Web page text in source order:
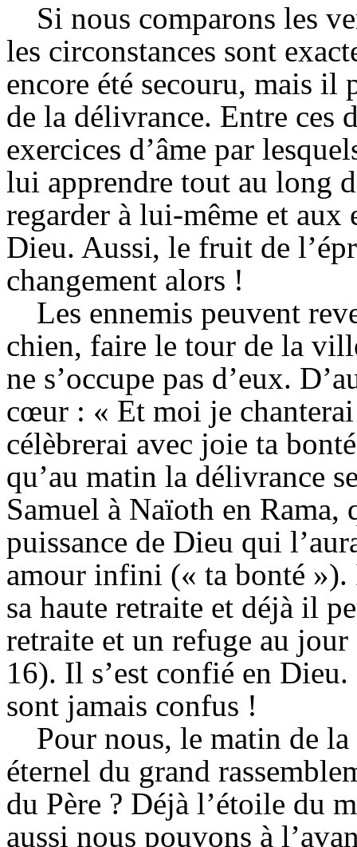
Si nous comparons les
les circonstances sont
encore été secouru, mais
de la délivrance. Entre ces
exercices d’âme par
lui apprendre tout au long
regarder à lui-même et aux
Dieu. Aussi, le fruit de
changement alors !
Les ennemis peuvent
chien, faire le tour de la
ne s’occupe pas d’eux.
cœur : « Et moi je
célèbrerai avec joie ta
qu’au matin la délivrance
Samuel à Naïoth en Rama,
puissance de Dieu qui
amour infini (« ta bonté
sa haute retraite et déjà il
retraite et un refuge au jour
16). Il s’est confié en
sont jamais confus !
Pour nous, le matin de
éternel du grand
du Père ? Déjà l’étoile du
aussi nous pouvons à